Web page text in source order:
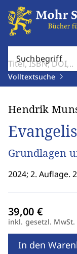
Suchbegriff
Volltextsuche
Hendrik
Grundlagen
2024; 2. Auflage.
inkl. gesetzl. MwSt.
In den